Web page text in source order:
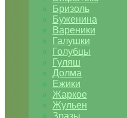
Бризоль
Буженина
Вареники
Галушки
Голубцы
Гуляш
Долма
Ежики
Жаркое
Жульен
Зразы